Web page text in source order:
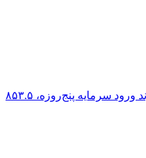
صندوق‌های ETF بیت‌کوین در یک روند ورود سرمایه پنج‌روزه، ۸۵۳.۵